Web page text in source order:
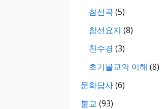
참선곡 (5)
참선요지 (8)
천수경 (3)
초기불교의 이해 (8)
문화답사(6)
불교 (93)